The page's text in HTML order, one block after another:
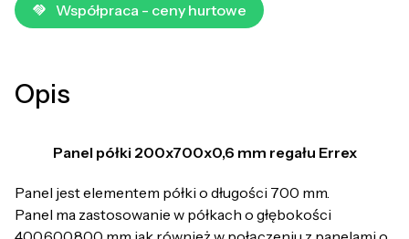
Współpraca - ceny hurtowe
Opis
Panel półki 200x700x0,6 mm regału Errex
Panel jest elementem półki o długości 700 mm.
Panel ma zastosowanie w półkach o głębokości